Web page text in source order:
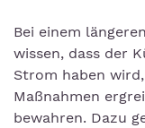
Bei einem
wissen, dass der
Strom haben
Maßnahmen
bewahren. Dazu